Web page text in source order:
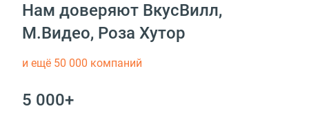
Нам доверяют ВкусВилл,
М.Видео, Роза Хутор
и ещё 50 000 компаний
5 000+